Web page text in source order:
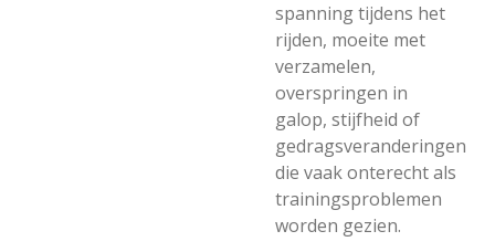
spanning tijdens het
rijden, moeite met
verzamelen,
overspringen in
galop, stijfheid of
gedragsveranderingen
die vaak onterecht als
trainingsproblemen
worden gezien.